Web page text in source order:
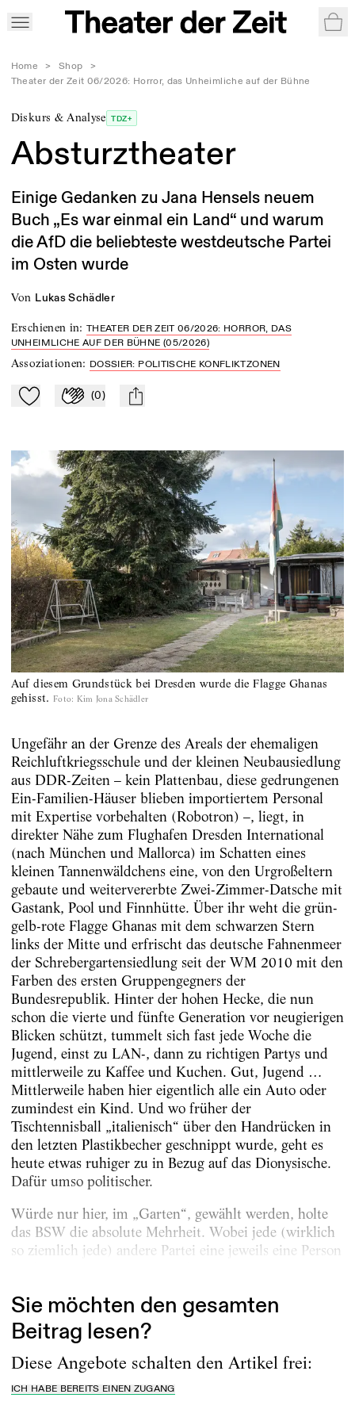
Home > Shop
>
Theater der Zeit 06/2026: Horror, das Unheimliche auf der Bühne
Diskurs & Analyse TDZ+
Absturztheater
Einige Gedanken zu Jana Hensels neuem
Buch „Es war einmal ein Land“ und warum
die AfD die beliebteste westdeutsche Partei
im Osten wurde
von Lukas Schädler
Erschienen in:THEATER DER ZEIT 06/2026: HORROR, DAS
UNHEIMLICHE AUF DER BÜHNE (05/2026)
Assoziationen: DOSSIER: POLITISCHE KONFLIKTZONEN
Zu Mein-TdZ hinzufügen
Applaudieren
(0) mail
Auf diesem Grundstück bei Dresden wurde die Flagge Ghanas
gehisst. Foto: Kim Jona Schädler
Ungefähr an der Grenze des Areals der ehemaligen
Reichluftkriegsschule und der kleinen Neubausiedlung
aus DDR-Zeiten – kein Plattenbau, diese gedrungenen
Ein-Familien-Häuser blieben importiertem Personal
mit Expertise vorbehalten (Robotron) –, liegt, in
direkter Nähe zum Flughafen Dresden International
(nach München und Mallorca) im Schatten eines
kleinen Tannenwäldchens eine, von den Urgroßeltern
gebaute und weitervererbte Zwei-Zimmer-Datsche mit
Gastank, Pool und Finnhütte. Über ihr weht die grün-
gelb-rote Flagge Ghanas mit dem schwarzen Stern
links der Mitte und erfrischt das deutsche Fahnenmeer
der Schrebergartensiedlung seit der WM 2010 mit den
Farben des ersten Gruppengegners der
Bundesrepublik. Hinter der hohen Hecke, die nun
schon die vierte und fünfte Generation vor neugierigen
Blicken schützt, tummelt sich fast jede Woche die
Jugend, einst zu LAN-, dann zu richtigen Partys und
mittlerweile zu Kaffee und Kuchen. Gut, Jugend …
Mittlerweile haben hier eigentlich alle ein Auto oder
zumindest ein Kind. Und wo früher der
Tischtennisball „italienisch“ über den Handrücken in
den letzten Plastikbecher geschnippt wurde, geht es
heute etwas ruhiger zu in Bezug auf das Dionysische.
Dafür umso politischer.
Würde nur hier, im „Garten“, gewählt werden, holte
das BSW die absolute Mehrheit. Wobei jede (wirklich
so ziemlich jede) andere Partei eine jeweils eine Person
Sie möchten den gesamten
Beitrag lesen?
Diese Angebote schalten den Artikel frei:
ICH HABE BEREITS EINEN ZUGANG